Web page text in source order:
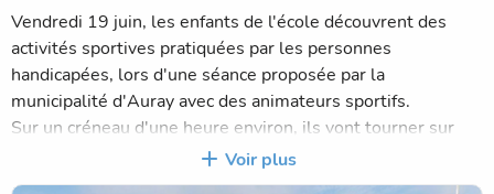
Bravo à eux !!
Vendredi 19 juin, les enfants de l'école découvrent des
activités sportives pratiquées par les personnes
handicapées, lors d'une séance proposée par la
municipalité d'Auray avec des animateurs sportifs.
Sur un créneau d'une heure environ, ils vont tourner sur
-Ceci-escrime (escrime pour les malvoyants) ou escrime
Voir plus